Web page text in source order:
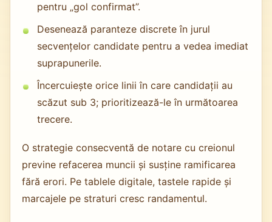
pentru „gol confirmat”.
Desenează paranteze discrete în jurul
secvențelor candidate pentru a vedea imediat
suprapunerile.
Încercuiește orice linii în care candidații au
scăzut sub 3; prioritizează-le în următoarea
trecere.
O strategie consecventă de notare cu creionul
previne refacerea muncii și susține ramificarea
fără erori. Pe tablele digitale, tastele rapide și
marcajele pe straturi cresc randamentul.